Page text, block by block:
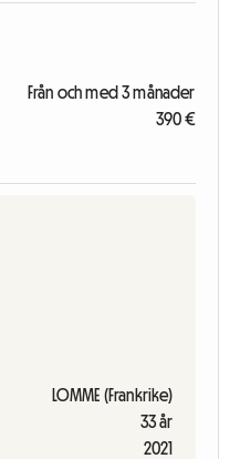
Från och med 3 månader
390 €
LOMME (Frankrike)
33 år
2021